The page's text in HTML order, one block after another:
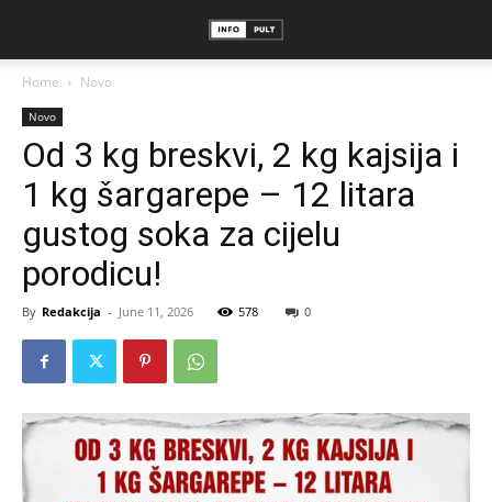
Home Novo
Novo
Od 3 kg breskvi, 2 kg kajsija i
1 kg šargarepe – 12 litara
gustog soka za cijelu
porodicu!
By Redakcija - June 11, 2026 578 0